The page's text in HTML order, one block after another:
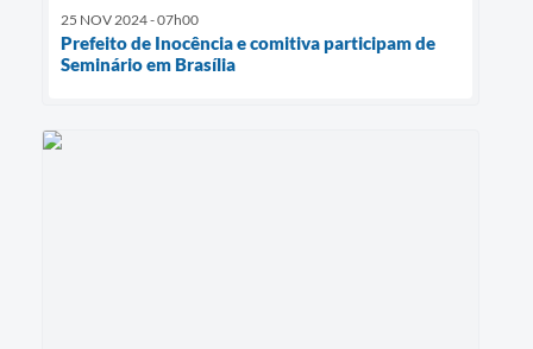
25 NOV 2024 - 07h00
Prefeito de Inocência e comitiva participam de
Seminário em Brasília